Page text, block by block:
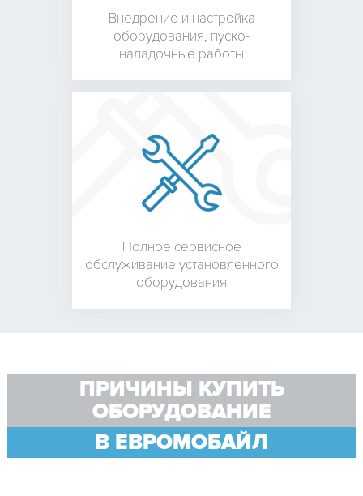
Внедрение и настройка
оборудования, пуско-
наладочные работы
Полное сервисное
обслуживание установленного
оборудования
ПРИЧИНЫ КУПИТЬ
ОБОРУДОВАНИЕ
В ЕВРОМОБАЙЛ